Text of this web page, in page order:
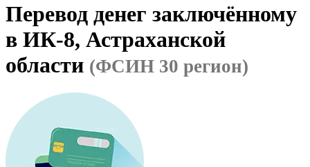
Перевод денег заключённому
в ИК-8, Астраханской
области (ФСИН 30 регион)